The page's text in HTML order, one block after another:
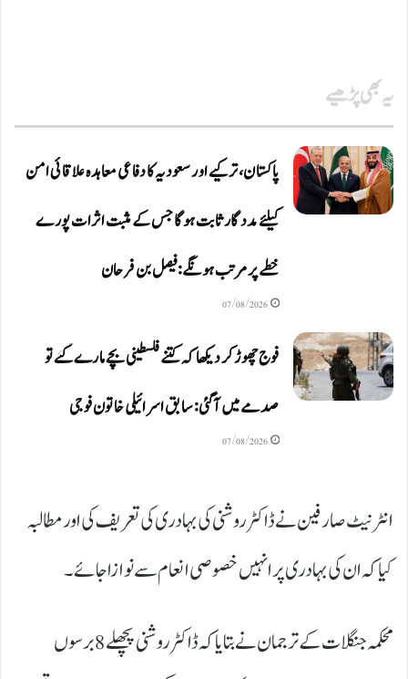
یہ بھی پڑھیے
پاکستان، ترکیے اور سعودیہ کا دفاعی معاہدہ علاقائی امن
کیلئے مددگار ثابت ہوگا جس کے مثبت اثرات پورے
خطے پر مرتب ہونگے: فیصل بن فرحان
07/08/2026
فوج چھوڑ کر دیکھا کہ کتنے فلسطینی بچے مارے گئے تو
صدمے میں آگئی: سابق اسرائیلی خاتون فوجی
07/08/2026
انٹرنیٹ صارفین نے ڈاکٹر روشنی کی بہادری کی تعریف کی اور مطالبہ
کیا کہ ان کی بہادری پر انہیں خصوصی انعام سے نوازا جائے۔
محکمہ جنگلات کے ترجمان نے بتایا کہ ڈاکٹر روشنی پچھلے 8 برسوں